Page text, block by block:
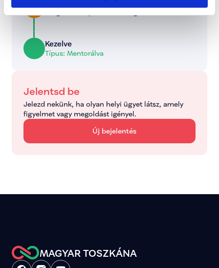
Kezelve
Típus: Mentorálva
Jelentsd be
Jelezd nekünk, ha olyan helyi ügyet látsz, amely
figyelmet vagy megoldást igényel.
Új bejelentés
MAGYAR TOSZKÁNA